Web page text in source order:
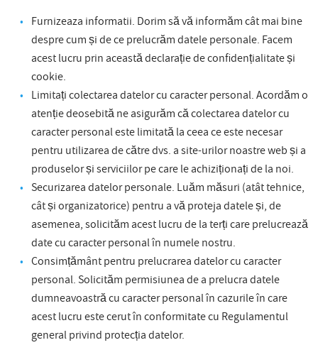
Furnizeaza informatii. Dorim să vă informăm cât mai bine
despre cum și de ce prelucrăm datele personale. Facem
acest lucru prin această declarație de confidențialitate și
cookie.
Limitați colectarea datelor cu caracter personal. Acordăm o
atenție deosebită ne asigurăm că colectarea datelor cu
caracter personal este limitată la ceea ce este necesar
pentru utilizarea de către dvs. a site-urilor noastre web și a
produselor și serviciilor pe care le achiziționați de la noi.
Securizarea datelor personale. Luăm măsuri (atât tehnice,
cât și organizatorice) pentru a vă proteja datele și, de
asemenea, solicităm acest lucru de la terți care prelucrează
date cu caracter personal în numele nostru.
Consimțământ pentru prelucrarea datelor cu caracter
personal. Solicităm permisiunea de a prelucra datele
dumneavoastră cu caracter personal în cazurile în care
acest lucru este cerut în conformitate cu Regulamentul
general privind protecția datelor.